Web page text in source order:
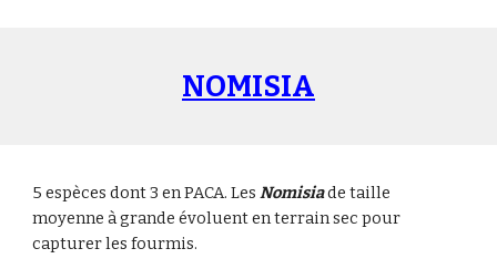
NOMISIA
5 espèces dont 3 en PACA. LesNomisiade taille
moyenne à grandeévoluent en terrain sec pour
capturer les fourmis.